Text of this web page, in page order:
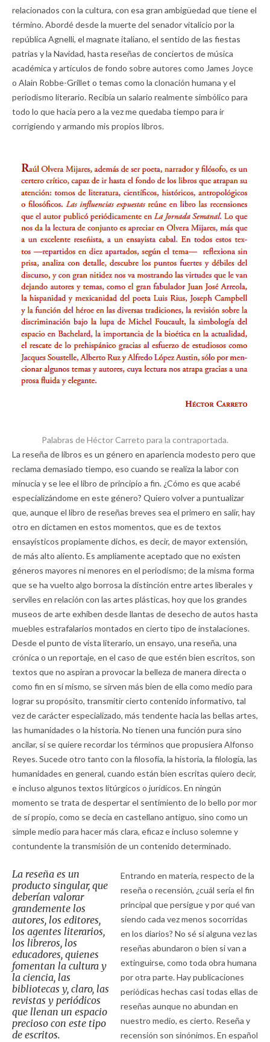
relacionados con la cultura, con esa gran ambigüedad que tiene el
término. Abordé desde la muerte del senador vitalicio por la
república Agnelli, el magnate italiano, el sentido de las fiestas
patrias y la Navidad, hasta reseñas de conciertos de música
académica y artículos de fondo sobre autores como James Joyce
o Alain Robbe-Grillet o temas como la clonación humana y el
periodismo literario. Recibía un salario realmente simbólico para
todo lo que hacía pero a la vez me quedaba tiempo para ir
corrigiendo y armando mis propios libros.
Palabras de Héctor Carreto para la contraportada.
La reseña de libros es un género en apariencia modesto pero que
reclama demasiado tiempo, eso cuando se realiza la labor con
minucia y se lee el libro de principio a fin. ¿Cómo es que acabé
especializándome en este género? Quiero volver a puntualizar
que, aunque el libro de reseñas breves sea el primero en salir, hay
otro en dictamen en estos momentos, que es de textos
ensayísticos propiamente dichos, es decir, de mayor extensión,
de más alto aliento. Es ampliamente aceptado que no existen
géneros mayores ni menores en el periodismo; de la misma forma
que se ha vuelto algo borrosa la distinción entre artes liberales y
serviles en relación con las artes plásticas, hoy que los grandes
museos de arte exhiben desde llantas de desecho de autos hasta
muebles estrafalarios montados en cierto tipo de instalaciones.
Desde el punto de vista literario, un ensayo, una reseña, una
crónica o un reportaje, en el caso de que estén bien escritos, son
textos que no aspiran a provocar la belleza de manera directa o
como fin en sí mismo, se sirven más bien de ella como medio para
lograr su propósito, transmitir cierto contenido informativo, tal
vez de carácter especializado, más tendente hacia las bellas artes,
las humanidades o la historia. No tienen una función pura sino
ancilar, si se quiere recordar los términos que propusiera Alfonso
Reyes. Sucede otro tanto con la filosofía, la historia, la filología, las
humanidades en general, cuando están bien escritas quiero decir,
e incluso algunos textos litúrgicos o jurídicos. En ningún
momento se trata de despertar el sentimiento de lo bello por mor
de sí propio, como se decía en castellano antiguo, sino como un
simple medio para hacer más clara, eficaz e incluso solemne y
contundente la transmisión de un contenido determinado.
La reseña es un
producto singular, que
deberían valorar
grandemente los
autores, los editores,
los agentes literarios,
los libreros, los
educadores, quienes
fomentan la cultura y
la ciencia, las
bibliotecas y, claro, las
revistas y periódicos
que llenan un espacio
precioso con este tipo
de escritos.
Entrando en materia, respecto de la
reseña o recensión, ¿cuál sería el fin
principal que persigue y por qué van
siendo cada vez menos socorridas
en los diarios? No sé si alguna vez las
reseñas abundaron o bien si van a
extinguirse, como toda obra humana
por otra parte. Hay publicaciones
periódicas hechas casi todas ellas de
reseñas aunque no abundan en
nuestro medio, es cierto. Reseña y
recensión son sinónimos. En español